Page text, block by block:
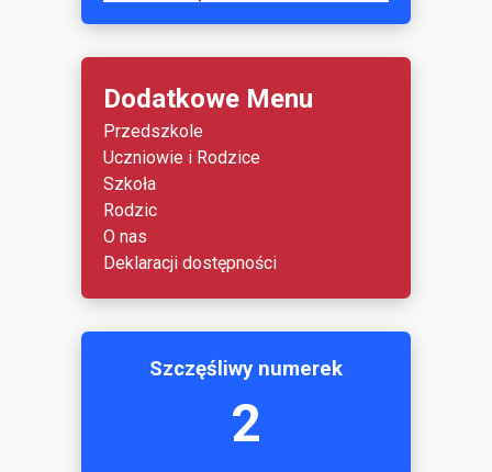
Dodatkowe Menu
Przedszkole
Uczniowie i Rodzice
Szkoła
Rodzic
O nas
Deklaracji dostępności
Szczęśliwy numerek
2